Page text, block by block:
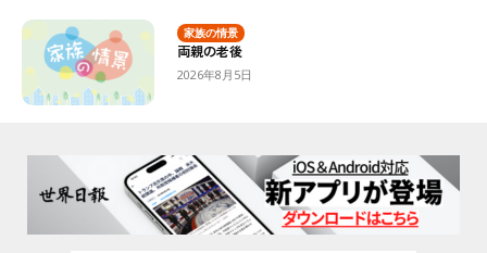
家族の情景
両親の老後
2026年8月5日